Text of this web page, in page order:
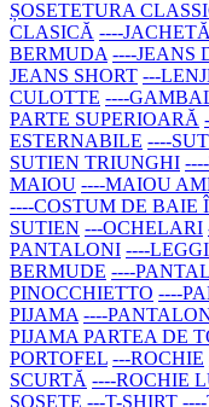
ȘOSETETURA
CLASICĂ ----
BERMUDA ----JEANS
JEANS SHORT ---
CULOTTE ----
PARTE SUPERIOARĂ
ESTERNABILE ----
SUTIEN TRIUNGHI
MAIOU ----MAIOU
----COSTUM DE BAIE
SUTIEN ---OCHELARI
PANTALONI ----
BERMUDE ----
PINOCCHIETTO ----
PIJAMA ----
PIJAMA PARTEA DE
PORTOFEL ---ROCHIE
SCURTĂ ----ROCHIE
ȘOSETE ---T-SHIRT